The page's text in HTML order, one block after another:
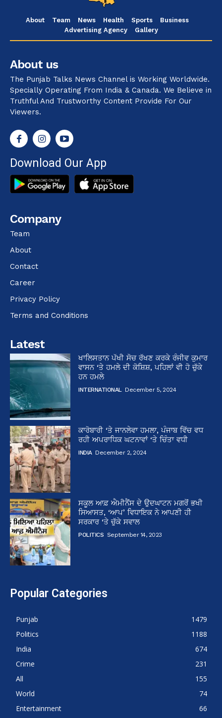
About Team News Health Sports
Business
Advertising Agency
Gallery
About us
The Punjab Talks News Channel is Working Worldwide.
Specially Operating From India & Canada. We Believe in
Truthful And Trustworthy Content Provide For Our
Viewers.
Download Our App
Company
Team
About
Contact
Career
Privacy Policy
Terms and Conditions
Latest
ਖਾਲਿਸਤਾਨ ਪੱਖੀ ਸੋਚ ਰੱਖਣ ਕਰਕੇ ਰੰਜੀਵ ਕੁਮਾਰ
ਵਾਸਨ ‘ਤੇ ਹਮਲੇ ਦੀ ਕੋਸ਼ਿਸ਼, ਪਹਿਲਾਂ ਵੀ ਹੋ ਚੁੱਕੇ
ਹਨ ਹਮਲੇ
INTERNATIONAL December 5, 2024
ਕਾਰੋਬਾਰੀ ‘ਤੇ ਜਾਨਲੇਵਾ ਹਮਲਾ, ਪੰਜਾਬ ਵਿੱਚ ਵਧ
ਰਹੀ ਅਪਰਾਧਿਕ ਘਟਨਾਵਾਂ ‘ਤੇ ਚਿੰਤਾ ਵਧੀ
INDIA December 2, 2024
ਸਕੂਲ ਆਫ਼ ਐਮੀਨੈਂਸ ਦੇ ਉਦਘਾਟਨ ਮਗਰੋਂ ਭਖੀ
ਸਿਆਸਤ, ‘ਆਪ’ ਵਿਧਾਇਕ ਨੇ ਆਪਣੀ ਹੀ
ਸਰਕਾਰ ‘ਤੇ ਚੁੱਕੇ ਸਵਾਲ
POLITICS September 14, 2023
Popular Categories
Punjab
1479
Politics
1188
India
674
Crime
231
All
155
World
74
Entertainment
66